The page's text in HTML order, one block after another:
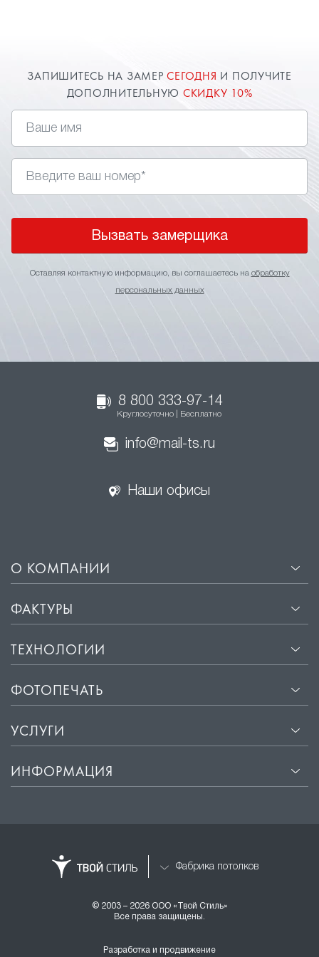
ЗАПИШИТЕСЬ НА ЗАМЕРСЕГОДНЯ И ПОЛУЧИТЕ
ДОПОЛНИТЕЛЬНУЮ СКИДКУ 10%
Вызвать замерщика
Оставляя контактную информацию, вы соглашаетесь на обработку
персональных данных
8 800 333-97-14
Круглосуточно | Бесплатно
info@mail-ts.ru
Наши офисы
О КОМПАНИИ
ФАКТУРЫ
ТЕХНОЛОГИИ
ФОТОПЕЧАТЬ
УСЛУГИ
ИНФОРМАЦИЯ
Фабрика потолков
© 2003 – 2026 ООО «Твой Стиль»
Все права защищены.
Разработка и продвижение